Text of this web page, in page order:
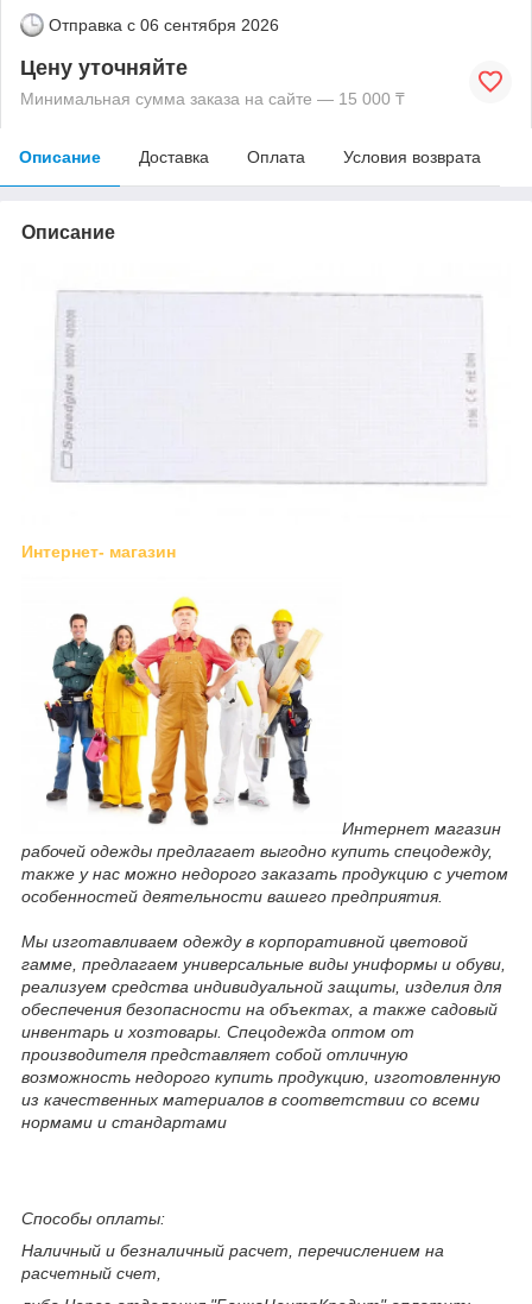
Отправка с 06 сентября 2026
Цену уточняйте
Минимальная сумма заказа на сайте — 15 000 ₸
Описание Доставка Оплата Условия возврата
Описание
Интернет- магазин
Интернет магазин
рабочей одежды предлагает выгодно купить спецодежду,
также у нас можно недорого заказать продукцию с учетом
особенностей деятельности вашего предприятия.
Мы изготавливаем одежду в корпоративной цветовой
гамме, предлагаем универсальные виды униформы и обуви,
реализуем средства индивидуальной защиты, изделия для
обеспечения безопасности на объектах, а также садовый
инвентарь и хозтовары. Спецодежда оптом от
производителя представляет собой отличную
возможность недорого купить продукцию, изготовленную
из качественных материалов в соответствии со всеми
нормами и стандартами
Способы оплаты:
Наличный и безналичный расчет, перечислением на
расчетный счет,